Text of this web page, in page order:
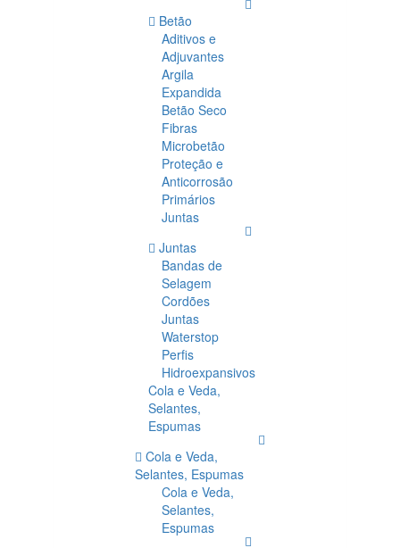
Betão
Aditivos e
Adjuvantes
Argila
Expandida
Betão Seco
Fibras
Microbetão
Proteção e
Anticorrosão
Primários
Juntas
Juntas
Bandas de
Selagem
Cordões
Juntas
Waterstop
Perfis
Hidroexpansivos
Cola e Veda,
Selantes,
Espumas
Cola e Veda,
Selantes, Espumas
Cola e Veda,
Selantes,
Espumas